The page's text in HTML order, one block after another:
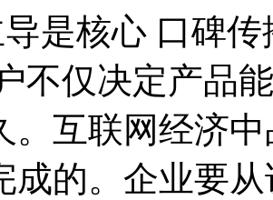
是核心 口碑
不仅决定产品
。互联网经济
成的。企业要